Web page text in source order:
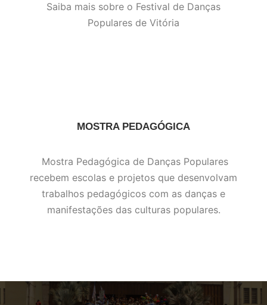
Saiba mais sobre o Festival de Danças
Populares de Vitória
MOSTRA PEDAGÓGICA
Mostra Pedagógica de Danças Populares
recebem escolas e projetos que desenvolvam
trabalhos pedagógicos com as danças e
manifestações das culturas populares.